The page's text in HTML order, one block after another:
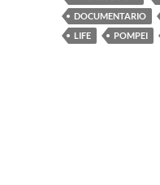
DOCUMENTARIO
LIFE
POMPEI